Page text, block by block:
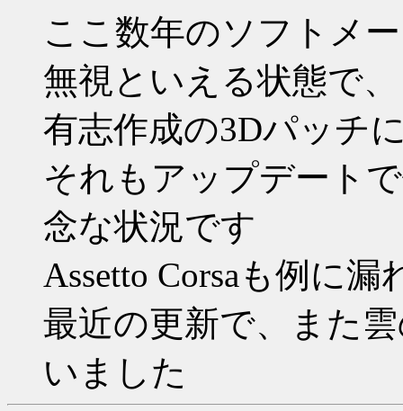
ここ数年のソフトメ
無視といえる状態で、
有志作成の3Dパッチ
それもアップデート
念な状況です
Assetto Corsaも例に漏
最近の更新で、また
いました